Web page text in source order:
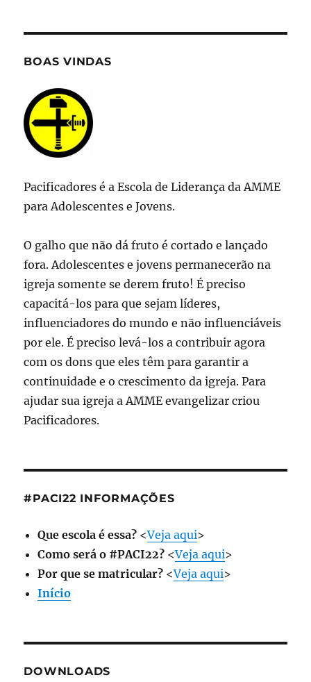
BOAS VINDAS
Pacificadores é a Escola de Liderança da AMME
para Adolescentes e Jovens.
O galho que não dá fruto é cortado e lançado
fora. Adolescentes e jovens permanecerão na
igreja somente se derem fruto! É preciso
capacitá-los para que sejam líderes,
influenciadores do mundo e não influenciáveis
por ele. É preciso levá-los a contribuir agora
com os dons que eles têm para garantir a
continuidade e o crescimento da igreja. Para
ajudar sua igreja a AMME evangelizar criou
Pacificadores.
#PACI22 INFORMAÇÕES
Que escola é essa? <Veja aqui>
Como será o #PACI22? <Veja aqui>
Por que se matricular? <Veja aqui>
Início
DOWNLOADS